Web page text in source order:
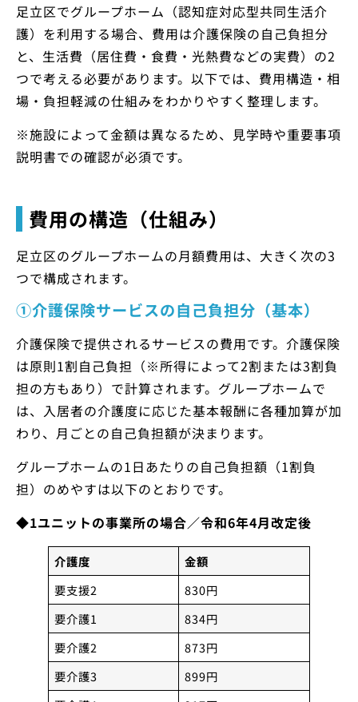
足立区でグループホーム（認知症対応型共同生活介
護）を利用する場合、費用は介護保険の自己負担分
と、生活費（居住費・食費・光熱費などの実費）の2
つで考える必要があります。以下では、費用構造・相
場・負担軽減の仕組みをわかりやすく整理します。
※施設によって金額は異なるため、見学時や重要事項
説明書での確認が必須です。
費用の構造（仕組み）
足立区のグループホームの月額費用は、大きく次の3
つで構成されます。
①介護保険サービスの自己負担分（基本）
介護保険で提供されるサービスの費用です。介護保険
は原則1割自己負担（※所得によって2割または3割負
担の方もあり）で計算されます。グループホームで
は、入居者の介護度に応じた基本報酬に各種加算が加
わり、月ごとの自己負担額が決まります。
グループホームの1日あたりの自己負担額（1割負
担）のめやすは以下のとおりです。
◆1ユニットの事業所の場合／令和6年4月改定後
介護度
金額
要支援2
830円
要介護1
834円
要介護2
873円
要介護3
899円